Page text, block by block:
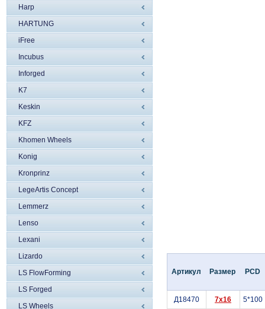
Harp
HARTUNG
iFree
Incubus
Inforged
K7
Keskin
KFZ
Khomen Wheels
Konig
Kronprinz
LegeArtis Concept
Lemmerz
Lenso
Lexani
Lizardo
LS FlowForming
LS Forged
LS Wheels
Артикул Размер PCD
Д18470 7x16 5*100